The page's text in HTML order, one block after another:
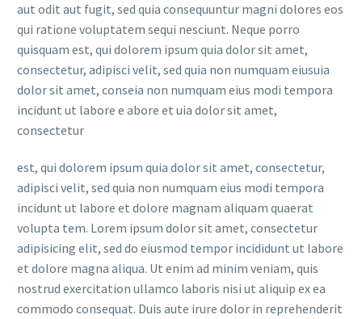
aut odit aut fugit, sed quia consequuntur magni dolores eos
qui ratione voluptatem sequi nesciunt. Neque porro
quisquam est, qui dolorem ipsum quia dolor sit amet,
consectetur, adipisci velit, sed quia non numquam eiusuia
dolor sit amet, conseia non numquam eius modi tempora
incidunt ut labore e abore et uia dolor sit amet,
consectetur
est, qui dolorem ipsum quia dolor sit amet, consectetur,
adipisci velit, sed quia non numquam eius modi tempora
incidunt ut labore et dolore magnam aliquam quaerat
volupta tem. Lorem ipsum dolor sit amet, consectetur
adipisicing elit, sed do eiusmod tempor incididunt ut labore
et dolore magna aliqua. Ut enim ad minim veniam, quis
nostrud exercitation ullamco laboris nisi ut aliquip ex ea
commodo consequat. Duis aute irure dolor in reprehenderit